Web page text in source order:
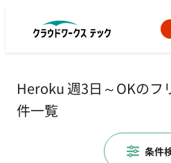
Heroku 週3日～OKのフ
件一覧
条件